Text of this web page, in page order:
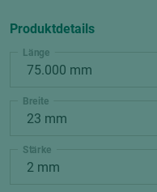
Produktdetails
Länge
Breite
Stärke